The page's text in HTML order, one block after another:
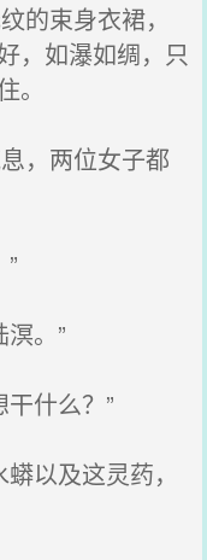
的束身衣裙，
，如瀑如绸，只
，两位女子都
。”
什么？”
以及这灵药，